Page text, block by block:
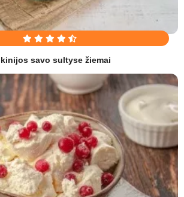
savo sultyse žiemai